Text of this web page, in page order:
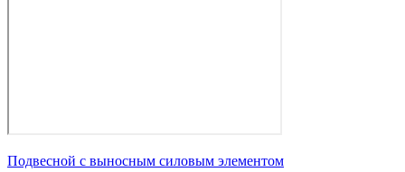
Подвесной с выносным силовым элементом